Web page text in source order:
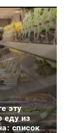
эту
еду из
список